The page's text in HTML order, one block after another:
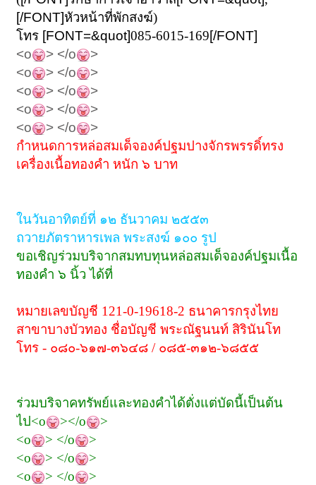
[/FONT]หัวหน้าที่พักสงฆ์)
โทร [FONT=&quot]085-6015-169[/FONT]
<o
> </o
>
<o
> </o
>
<o
> </o
>
<o
> </o
>
<o
> </o
>
กำหนดการหล่อสมเด็จองค์ปฐมปางจักรพรรดิ์ทรง
เครื่องเนื้อทองคำ หนัก ๖ บาท
ในวันอาทิตย์ที่ ๑๒ ธันวาคม ๒๕๕๓
ถวายภัตราหารเพล พระสงฆ์ ๑๐๐ รูป
ขอเชิญร่วมบริจากสมทบทุนหล่อสมเด็จองค์ปฐมเนื้อ
ทองคำ ๖ นิ้ว ได้ที่
หมายเลขบัญชี 121-0-19618-2 ธนาคารกรุงไทย
สาขาบางบัวทอง ชื่อบัญชี พระณัฐนนท์ สิรินันโท
โทร - ๐๘๐-๖๑๗-๓๖๔๘ / ๐๘๕-๓๑๒-๖๘๕๕
ร่วมบริจาคทรัพย์และทองคำได้ตั่งแต่บัดนี้เป็นต้น
ไป<o ></o
>
<o
> </o
>
<o
> </o
>
<o
> </o
>